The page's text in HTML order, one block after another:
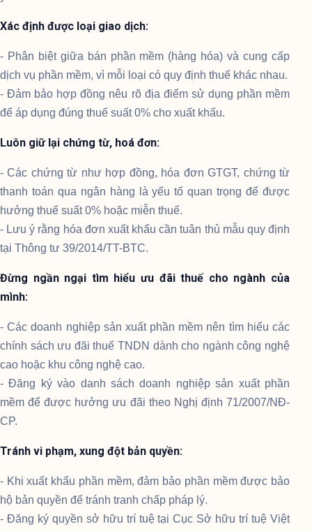
Xác định được loại giao dịch:
- Phân biệt giữa bán phần mềm (hàng hóa) và cung cấp
dịch vụ phần mềm, vì mỗi loại có quy định thuế khác nhau.
- Đảm bảo hợp đồng nêu rõ địa điểm sử dụng phần mềm
để áp dụng đúng thuế suất 0% cho xuất khẩu.
Luôn giữ lại chứng từ, hoá đơn:
- Các chứng từ như hợp đồng, hóa đơn GTGT, chứng từ
thanh toán qua ngân hàng là yếu tố quan trọng để được
hưởng thuế suất 0% hoặc miễn thuế.
- Lưu ý rằng hóa đơn xuất khẩu cần tuân thủ mẫu quy định
tại Thông tư 39/2014/TT-BTC.
Đừng ngần ngại tìm hiểu ưu đãi thuế cho ngành của
mình:
- Các doanh nghiệp sản xuất phần mềm nên tìm hiểu các
chính sách ưu đãi thuế TNDN dành cho ngành công nghệ
cao hoặc khu công nghệ cao.
- Đăng ký vào danh sách doanh nghiệp sản xuất phần
mềm để được hưởng ưu đãi theo Nghị định 71/2007/NĐ-
CP.
Tránh vi phạm, xung đột bản quyền:
- Khi xuất khẩu phần mềm, đảm bảo phần mềm được bảo
hộ bản quyền để tránh tranh chấp pháp lý.
- Đăng ký quyền sở hữu trí tuệ tại Cục Sở hữu trí tuệ Việt